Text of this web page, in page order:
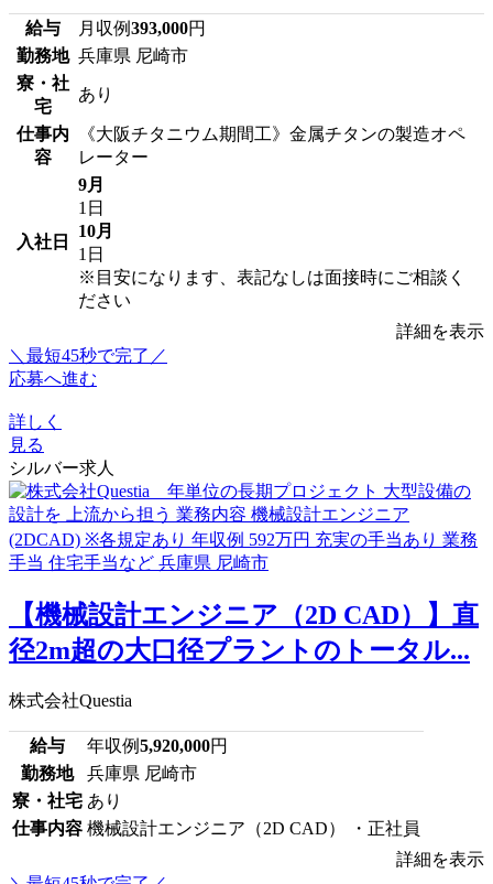
給与 月収例393,000円
勤務地 兵庫県 尼崎市
寮・社
宅
あり
仕事内
容
《大阪チタニウム期間工》金属チタンの製造オペ
レーター
入社日
9月
1日
10月
1日
※目安になります、表記なしは面接時にご相談く
ださい
詳細を表示
＼最短45秒で完了／
応募へ進む
詳しく
見る
シルバー求人
【機械設計エンジニア（2D CAD）】直
径2m超の大口径プラントのトータル...
株式会社Questia
給与 年収例5,920,000円
勤務地
兵庫県 尼崎市
寮・社宅 あり
仕事内容 機械設計エンジニア（2D CAD） ・正社員
詳細を表示